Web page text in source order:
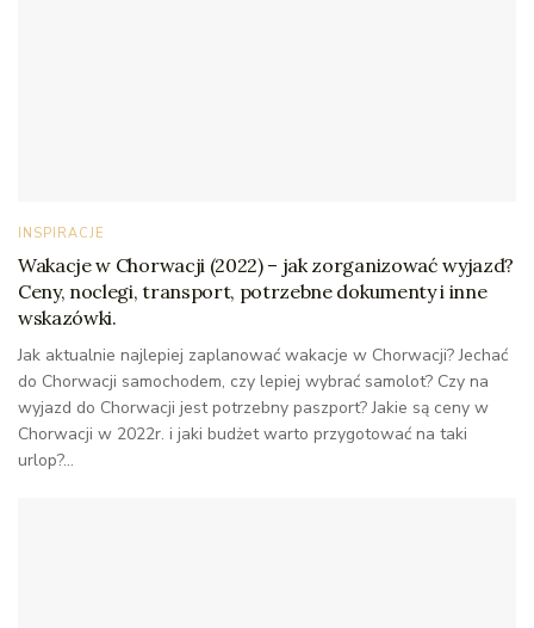
INSPIRACJE
Wakacje w Chorwacji (2022) – jak zorganizować wyjazd?
Ceny, noclegi, transport, potrzebne dokumenty i inne
wskazówki.
Jak aktualnie najlepiej zaplanować wakacje w Chorwacji? Jechać
do Chorwacji samochodem, czy lepiej wybrać samolot? Czy na
wyjazd do Chorwacji jest potrzebny paszport? Jakie są ceny w
Chorwacji w 2022r. i jaki budżet warto przygotować na taki
urlop?...